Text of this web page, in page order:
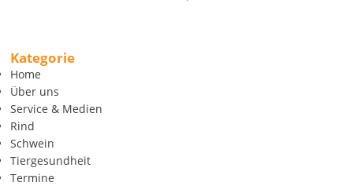
Kategorie
Home
Über uns
Service & Medien
Rind
Schwein
Tiergesundheit
Termine